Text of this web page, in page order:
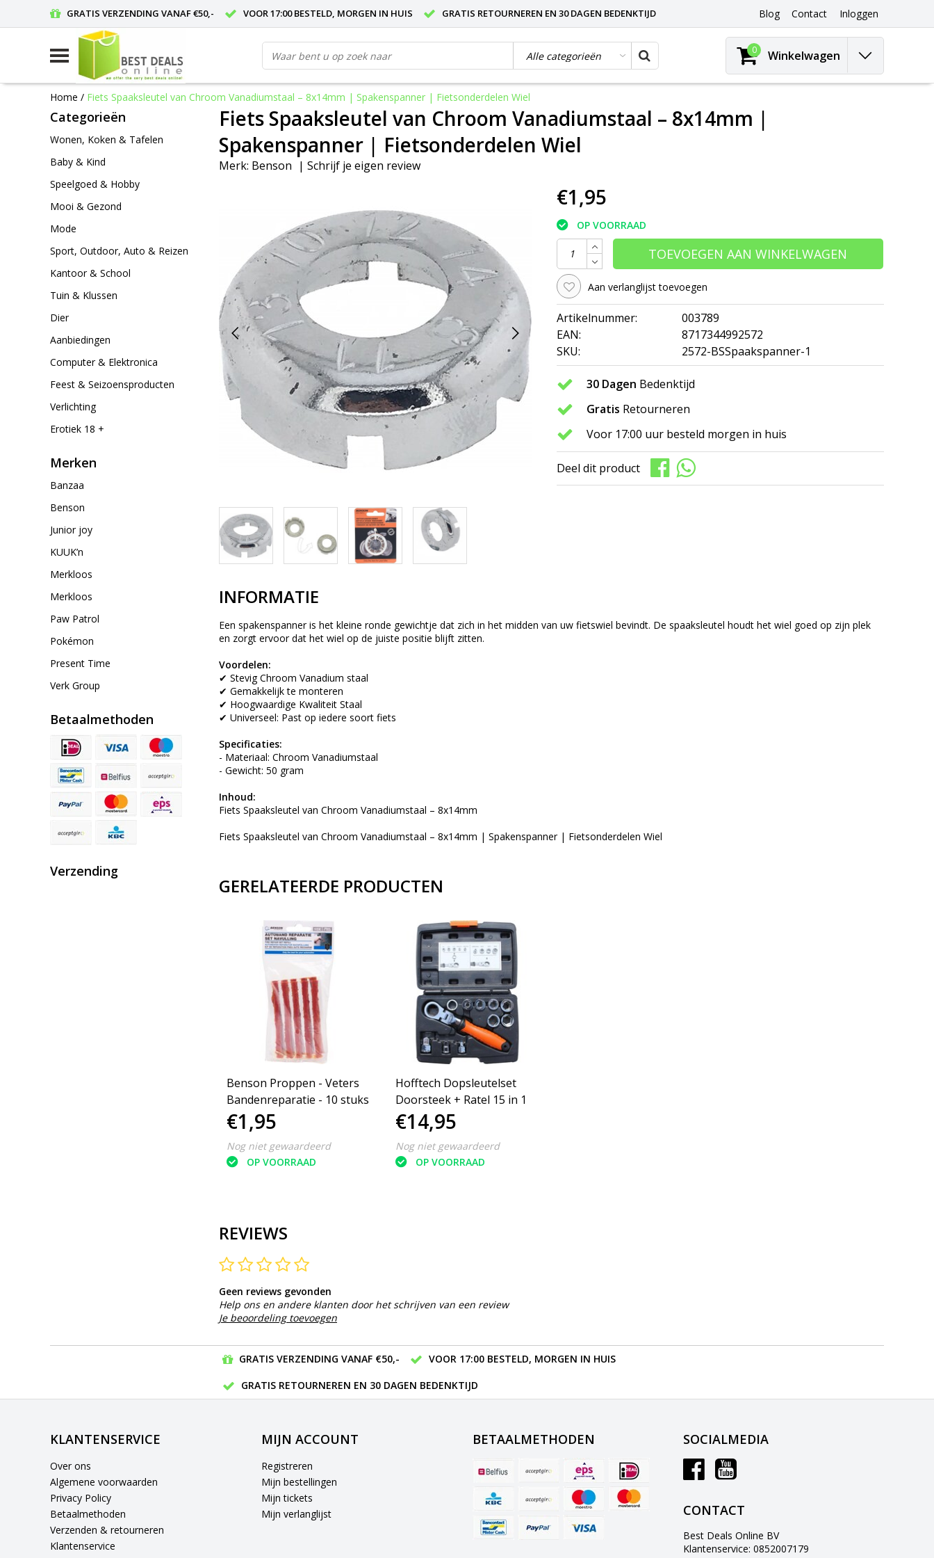
GRATIS VERZENDING VANAF €50,- VOOR 17:00 BESTELD, MORGEN IN HUIS GRATIS RETOURNEREN EN 30 DAGEN BEDENKTIJD Blog Contact Inloggen
0 Winkelwagen
Home / Fiets Spaaksleutel van Chroom Vanadiumstaal – 8x14mm | Spakenspanner | Fietsonderdelen Wiel
Categorieën
Wonen, Koken & Tafelen
Baby & Kind
Speelgoed & Hobby
Mooi & Gezond
Mode
Sport, Outdoor, Auto & Reizen
Kantoor & School
Tuin & Klussen
Dier
Aanbiedingen
Computer & Elektronica
Feest & Seizoensproducten
Verlichting
Erotiek 18 +
Merken
Banzaa
Benson
Junior joy
KUUK’n
Merkloos
Merkloos
Paw Patrol
Pokémon
Present Time
Verk Group
Betaalmethoden
Verzending
Fiets Spaaksleutel van Chroom Vanadiumstaal – 8x14mm |
Spakenspanner | Fietsonderdelen Wiel
Merk: Benson | Schrijf je eigen review
€1,95
OP VOORRAAD
TOEVOEGEN AAN WINKELWAGEN
Aan verlanglijst toevoegen
Artikelnummer:
003789
EAN:
8717344992572
SKU:
2572-BSSpaakspanner-1
30 Dagen Bedenktijd
Gratis Retourneren
Voor 17:00 uur besteld morgen in huis
Deel dit product
INFORMATIE
Een spakenspanner is het kleine ronde gewichtje dat zich in het midden van uw fietswiel bevindt. De spaaksleutel houdt het wiel goed op zijn plek
en zorgt ervoor dat het wiel op de juiste positie blijft zitten.
Voordelen:
✔ Stevig Chroom Vanadium staal
✔ Gemakkelijk te monteren
✔ Hoogwaardige Kwaliteit Staal
✔ Universeel: Past op iedere soort fiets
Specificaties:
- Materiaal: Chroom Vanadiumstaal
- Gewicht: 50 gram
Inhoud:
Fiets Spaaksleutel van Chroom Vanadiumstaal – 8x14mm
Fiets Spaaksleutel van Chroom Vanadiumstaal – 8x14mm | Spakenspanner | Fietsonderdelen Wiel
GERELATEERDE PRODUCTEN
Benson Proppen - Veters
Bandenreparatie - 10 stuks
€1,95
Nog niet gewaardeerd
OP VOORRAAD
Hofftech Dopsleutelset
Doorsteek + Ratel 15 in 1
€14,95
Nog niet gewaardeerd
OP VOORRAAD
REVIEWS
Geen reviews gevonden
Help ons en andere klanten door het schrijven van een review
Je beoordeling toevoegen
GRATIS VERZENDING VANAF €50,-
VOOR 17:00 BESTELD, MORGEN IN HUIS
GRATIS RETOURNEREN EN 30 DAGEN BEDENKTIJD
KLANTENSERVICE
Over ons
Algemene voorwaarden
Privacy Policy
Betaalmethoden
Verzenden & retourneren
Klantenservice
MIJN ACCOUNT
Registreren
Mijn bestellingen
Mijn tickets
Mijn verlanglijst
BETAALMETHODEN SOCIALMEDIA
CONTACT
Best Deals Online BV
Klantenservice: 0852007179